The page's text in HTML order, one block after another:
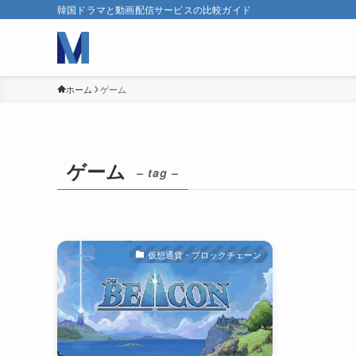
韓国ドラマと動画配信サービスの比較ガイド
ホーム ゲーム
ゲーム – tag –
仮想通貨・ブロックチェーン